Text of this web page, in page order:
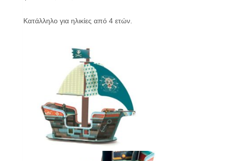
Κατάλληλο για ηλικίες από 4 ετών.